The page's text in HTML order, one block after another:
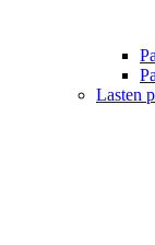
Lasten